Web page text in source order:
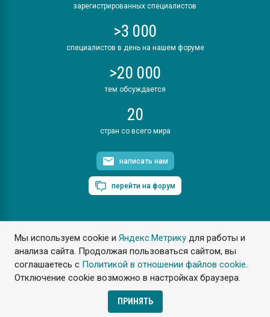
Мы используем cookie иЯндекс.Метрику для работы и
анализа сайта. Продолжая пользоваться сайтом, вы
соглашаетесь с Политикой в отношении файлов cookie.
Отключение cookie возможно в настройках браузера.
ПРИНЯТЬ
зарегистрированных специалистов
>3 000
специалистов в день на нашем форуме
>20 000
тем обсуждается
20
стран со всего мира
написать нам
перейти на форум
ПластЭксперт © 2006. Все права защищены
Разрешается копирование материалов сайта с обязательной
ссылкой на www.e-plastic.ru
Разработка сайта